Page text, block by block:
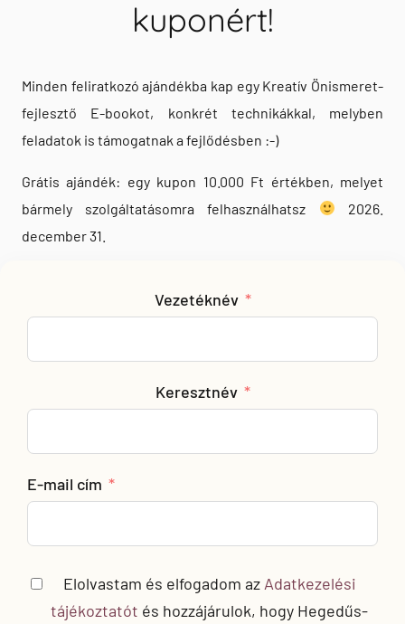
kapod a Kreatív Önfejlesztők eBook-ot,
valamint egy10.000 Ft-os ajándékkupont
Az aktuális programokról a feliratkozás
📩 Feliratkozom a hírlevélre
📋 Aktuális programok
Foglalj időpontot – lépj eggyel közelebb a
csapatod fejlesztéséről.
➡️ Foglalj időpontot most
kuponért!
Minden feliratkozó ajándékba kap egy Kreatív Önismeret-
fejlesztő E-bookot, konkrét technikákkal, melyben
feladatok is támogatnak a fejlődésben :-)
Grátis ajándék: egy kupon 10.000 Ft értékben, melyet
bármely szolgáltatásomra felhasználhatsz
2026.
december 31.
Vezetéknév
Keresztnév
E-mail cím
Elolvastam és elfogadom azAdatkezelési
tájékoztatót és hozzájárulok, hogy Hegedűs-